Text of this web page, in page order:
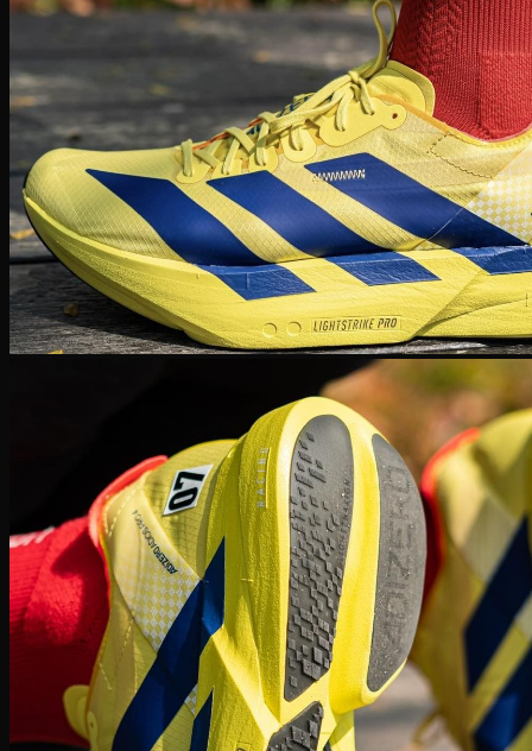
Adidas Collab
Human Race
Adidas Y-3
Nike Air Max
Air max 1
Air max 90
Air Max 97
Air max 270
Vapormax
Nike Blazer
Nike Cortez
Giày bóng rổ Nike
Lebron 20
KD 15
PG 6
Zoom Freak
Why not Zero
Kyrie 8
Nike Kobe
NIke GT Cut 2